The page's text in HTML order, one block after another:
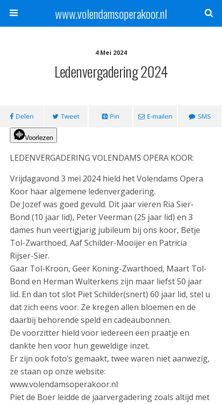
www.volendamsoperakoor.nl
4 Mei 2024
Ledenvergadering 2024
Delen Tweet Pin E-mailen SMS
Voorlezen
LEDENVERGADERING VOLENDAMS OPERA KOOR:
Vrijdagavond 3 mei 2024 hield het Volendams Opera
Koor haar algemene ledenvergadering.
De Jozef was goed gevuld. Dit jaar vieren Ria Sier-
Bond (10 jaar lid), Peter Veerman (25 jaar lid) en 3
dames hun veertigjarig jubileum bij ons koor, Betje
Tol-Zwarthoed, Aaf Schilder-Mooijer en Patricia
Rijser-Sier.
Gaar Tol-Kroon, Geer Koning-Zwarthoed, Maart Tol-
Bond en Herman Wulterkens zijn maar liefst 50 jaar
lid. En dan tot slot Piet Schilder(snert) 60 jaar lid, stel u
dat zich eens voor. Ze kregen allen bloemen en de
daarbij behorende speld en cadeaubonnen.
De voorzitter hield voor iedereen een praatje en
dankte hen voor hun geweldige inzet.
Er zijn ook foto’s gemaakt, twee waren niet aanwezig,
ze staan op onze website:
www.volendamsoperakoor.nl
Piet de Boer leidde de jaarvergadering zoals altijd met